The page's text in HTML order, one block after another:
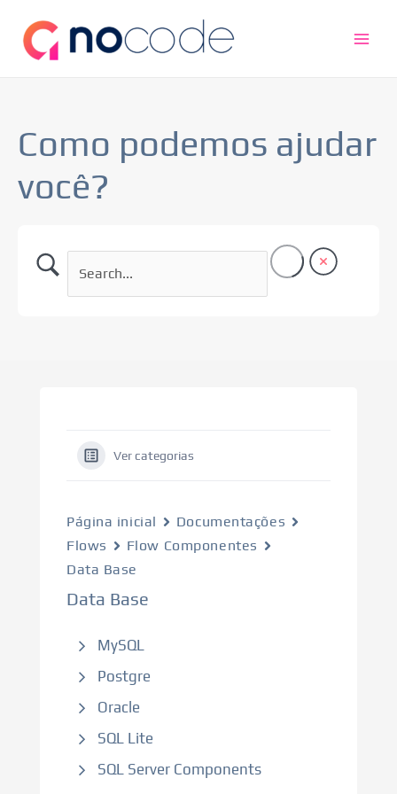
Como podemos ajudar
você?
Ver categorias
Página inicial
Documentações
Flows
Flow Componentes
Data Base
Data Base
MySQL
Postgre
Oracle
SQL Lite
SQL Server Components